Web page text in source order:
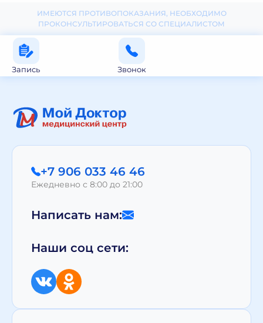
ИМЕЮТСЯ ПРОТИВОПОКАЗАНИЯ, НЕОБХОДИМО
ПРОКОНСУЛЬТИРОВАТЬСЯ СО СПЕЦИАЛИСТОМ
Запись Звонок
+7 906 033 46 46
Ежедневно с 8:00 до 21:00
Написать нам:
Наши соц сети: